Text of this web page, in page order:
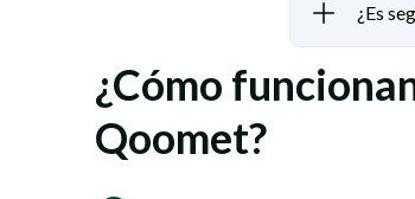
¿Es
¿Cómo
Qoomet?